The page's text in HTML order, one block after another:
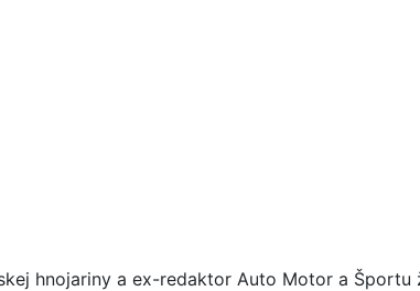
hnojariny a ex-redaktor Auto Motor a